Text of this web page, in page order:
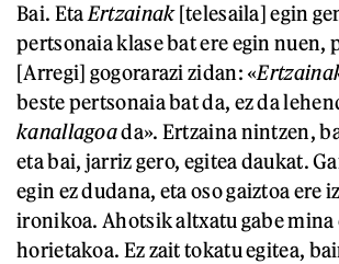
Bai. Eta Ertzainak[telesaila] egin
pertsonaia klase bat ere egin nuen,
[Arregi] gogorarazi zidan: «
beste pertsonaia bat da, ez da
kanallagoada». Ertzaina nintzen,
eta bai, jarriz gero, egitea daukat.
egin ez dudana, eta oso gaiztoa ere
ironikoa. Ahotsik altxatu gabe mina
horietakoa. Ez zait tokatu egitea,